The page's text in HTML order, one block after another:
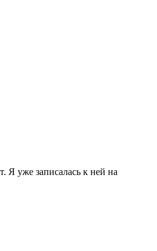
Я уже записалась к ней на